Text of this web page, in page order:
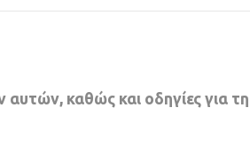
καθώς και οδηγίες για